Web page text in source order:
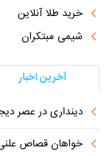
خرید طلا آنلاین
شیمی مبتکران
آخرین اخبار
دینداری در عصر
خواهان قصاص علنی